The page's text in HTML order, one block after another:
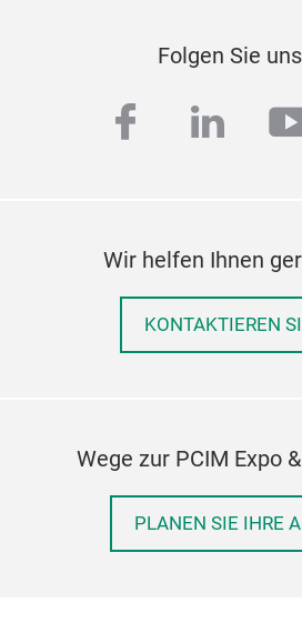
Folgen Sie
facebook
Wir helfen Ihnen
KONTAKTIEREN
Wege zur PCIM Expo
PLANEN SIE IHRE